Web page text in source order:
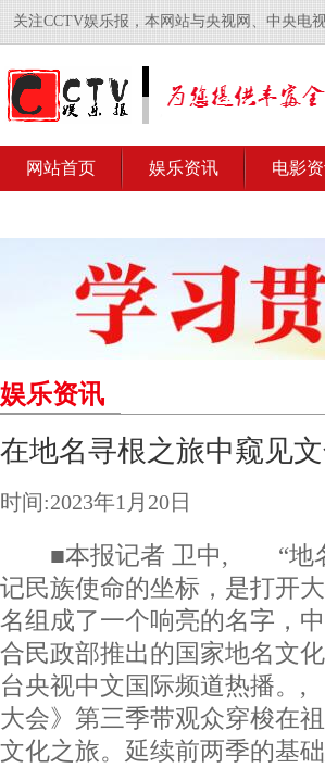
关注CCTV娱乐报，本网站与央视网、中央电视
网站首页 娱乐资讯 电影
娱乐资讯
在地名寻根之旅中窥见
时间:2023年1月20日
■本报记者 卫中, “地名
记民族使命的坐标，是打开
名组成了一个响亮的名字，
合民政部推出的国家地名文
台央视中文国际频道热播
大会》第三季带观众穿梭在
文化之旅。延续前两季的基